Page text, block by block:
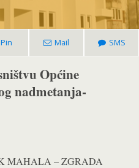
Pin Mail SMS
Općine
nadmetanja-
MAHALA – ZGRADA